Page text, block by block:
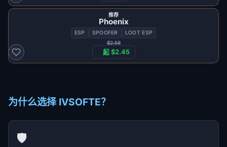
推荐
Phoenix
ESP SPOOFER LOOT ESP
$2.58
起 $2.45
为什么选择 IVSOFTE？
🛡️